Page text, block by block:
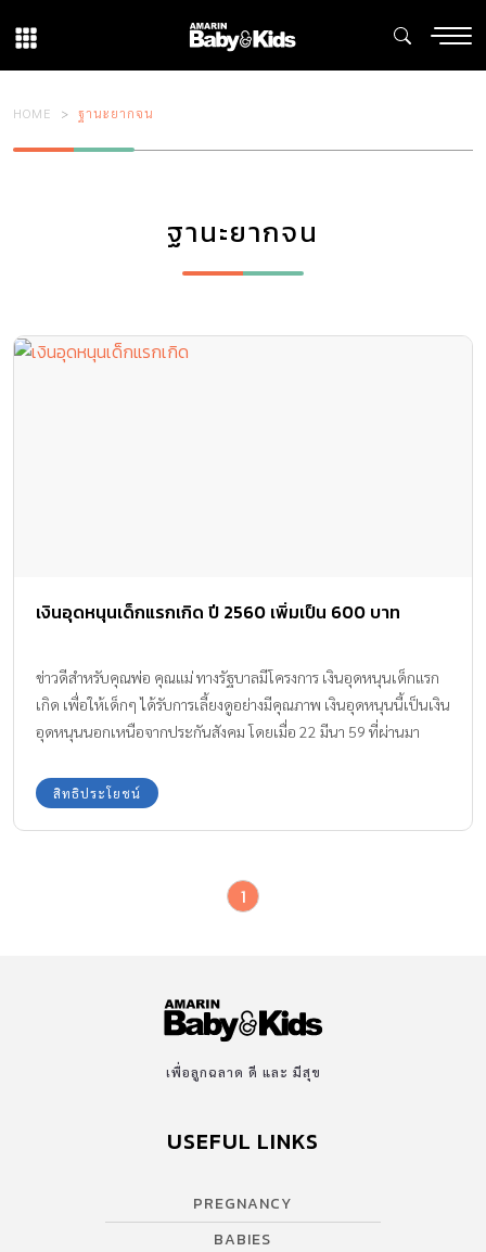
HOME ฐานะยากจน
ฐานะยากจน
เงินอุดหนุนเด็กแรกเกิด ปี 2560 เพิ่มเป็น 600 บาท
ข่าวดีสำหรับคุณพ่อ คุณแม่ ทางรัฐบาลมีโครงการ เงินอุดหนุนเด็กแรก
เกิด เพื่อให้เด็กๆ ได้รับการเลี้ยงดูอย่างมีคุณภาพ เงินอุดหนุนนี้เป็นเงิน
อุดหนุนนอกเหนือจากประกันสังคม โดยเมื่อ 22 มีนา 59 ที่ผ่านมา
600 บาท
สิทธิประโยชน์
1
เพื่อลูกฉลาด ดี และ มีสุข
USEFUL LINKS
PREGNANCY
BABIES